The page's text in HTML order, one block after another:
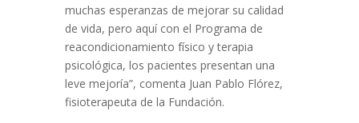
muchas esperanzas de mejorar su calidad
de vida, pero aquí con el Programa de
reacondicionamiento físico y terapia
psicológica, los pacientes presentan una
leve mejoría”, comenta Juan Pablo Flórez,
fisioterapeuta de la Fundación.